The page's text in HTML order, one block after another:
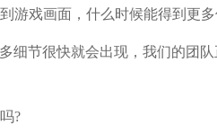
戏画面，什么时候能得到更多
节很快就会出现，我们的团队
?